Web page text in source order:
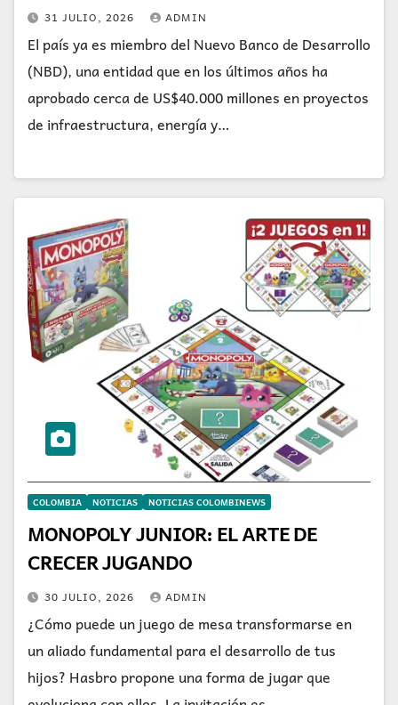
31 JULIO, 2026 ADMIN
El país ya es miembro del Nuevo Banco de Desarrollo
(NBD), una entidad que en los últimos años ha
aprobado cerca de US$40.000 millones en proyectos
de infraestructura, energía y…
COLOMBIA NOTICIAS NOTICIAS COLOMBINEWS
MONOPOLY JUNIOR: EL ARTE DE
CRECER JUGANDO
30 JULIO, 2026 ADMIN
¿Cómo puede un juego de mesa transformarse en
un aliado fundamental para el desarrollo de tus
hijos? Hasbro propone una forma de jugar que